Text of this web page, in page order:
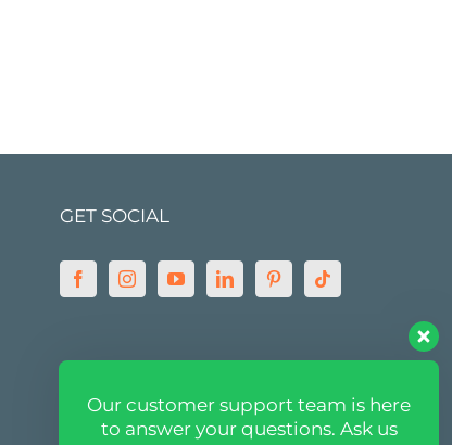
GET SOCIAL
Our customer support team is here
to answer your questions. Ask us